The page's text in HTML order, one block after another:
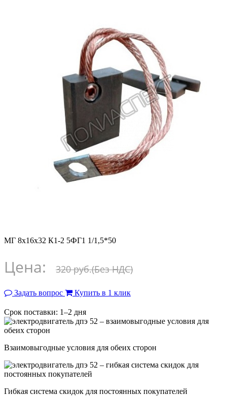
МГ 8х16х32 К1-2 5ФГ1 1/1,5*50
Цена: 320 руб.(Без НДС)
Задать вопрос Купить в 1 клик
Срок поставки: 1–2 дня
Взаимовыгодные условия для обеих сторон
Гибкая система скидок для постоянных покупателей